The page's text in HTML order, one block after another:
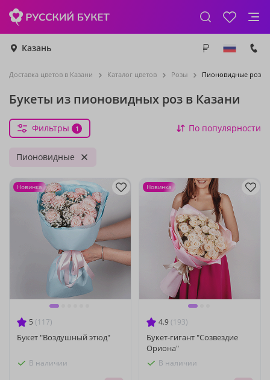
Казань
Доставка цветов в Казани Каталог цветов Розы Пионовидные розы
Букеты из пионовидных роз в Казани
Фильтры 1 По популярности
Пионовидные
5 (117)
Букет "Воздушный этюд"
В наличии
Новинка
4.9 (193)
Букет-гигант "Созвездие
Ориона"
В наличии
Новинка